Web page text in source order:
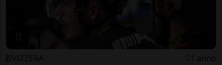
SVIZZERA 1 anno